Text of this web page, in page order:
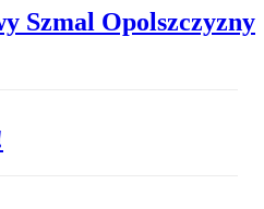
Szmal Opolszczyzny